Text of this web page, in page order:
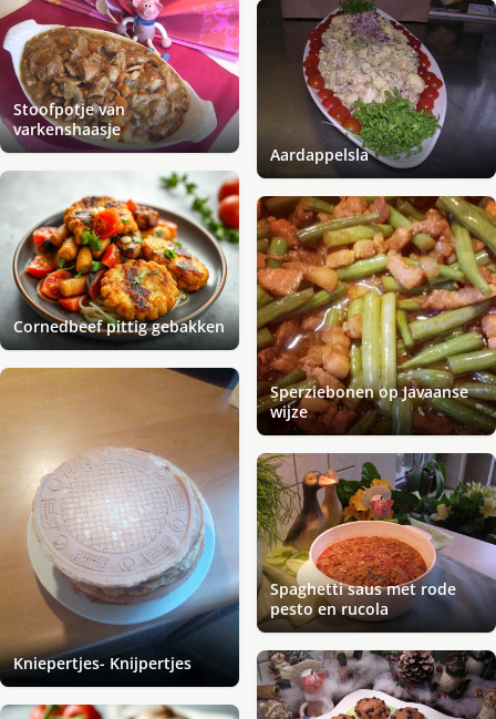
Stoofpotje van
varkenshaasje
Aardappelsla
Cornedbeef pittig gebakken
Sperziebonen op Javaanse
wijze
Kniepertjes- Knijpertjes
Spaghetti saus met rode
pesto en rucola